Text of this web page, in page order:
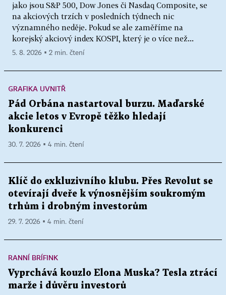
jako jsou S&P 500, Dow Jones či Nasdaq Composite, se
na akciových trzích v posledních týdnech nic
významného neděje. Pokud se ale zaměříme na
korejský akciový index KOSPI, který je o více než...
5. 8. 2026 ▪ 2 min. čtení
GRAFIKA UVNITŘ
Pád Orbána nastartoval burzu. Maďarské
akcie letos v Evropě těžko hledají
konkurenci
30. 7. 2026 ▪ 4 min. čtení
Klíč do exkluzivního klubu. Přes Revolut se
otevírají dveře k výnosnějším soukromým
trhům i drobným investorům
29. 7. 2026 ▪ 4 min. čtení
RANNÍ BRÍFINK
Vyprchává kouzlo Elona Muska? Tesla ztrácí
marže i důvěru investorů